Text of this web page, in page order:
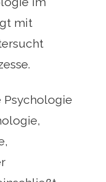
mit
Psychologie